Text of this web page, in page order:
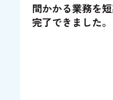
間かかる業務を
完了できました。